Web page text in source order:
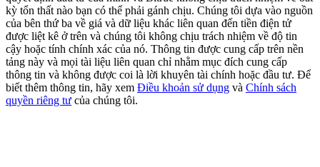
USDT New User Exclusive 10% APR
USDT Flexible Staking | Daily Rewards
BTC New User Exclusive: 6.5% APR
kỳ tổn thất nào bạn có thể phải gánh chịu. Chúng tôi dựa vào nguồn
của bên thứ ba về giá và dữ liệu khác liên quan đến tiền điện tử
được liệt kê ở trên và chúng tôi không chịu trách nhiệm về độ tin
cậy hoặc tính chính xác của nó. Thông tin được cung cấp trên nền
tảng này và mọi tài liệu liên quan chỉ nhằm mục đích cung cấp
thông tin và không được coi là lời khuyên tài chính hoặc đầu tư. Để
biết thêm thông tin, hãy xem Điều khoản sử dụng và Chính sách
quyền riêng tư của chúng tôi.